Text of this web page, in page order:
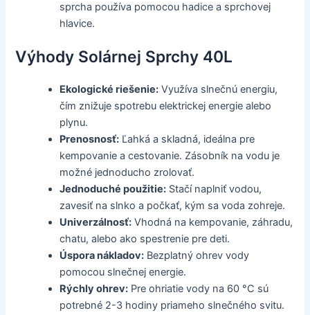
sprcha používa pomocou hadice a sprchovej
hlavice.
Výhody Solárnej Sprchy 40L
Ekologické riešenie: Využíva slnečnú energiu,
čím znižuje spotrebu elektrickej energie alebo
plynu.
Prenosnosť: Ľahká a skladná, ideálna pre
kempovanie a cestovanie. Zásobník na vodu je
možné jednoducho zrolovať.
Jednoduché použitie: Stačí naplniť vodou,
zavesiť na slnko a počkať, kým sa voda zohreje.
Univerzálnosť: Vhodná na kempovanie, záhradu,
chatu, alebo ako spestrenie pre deti.
Úspora nákladov: Bezplatný ohrev vody
pomocou slnečnej energie.
Rýchly ohrev: Pre ohriatie vody na 60 °C sú
potrebné 2-3 hodiny priameho slnečného svitu.